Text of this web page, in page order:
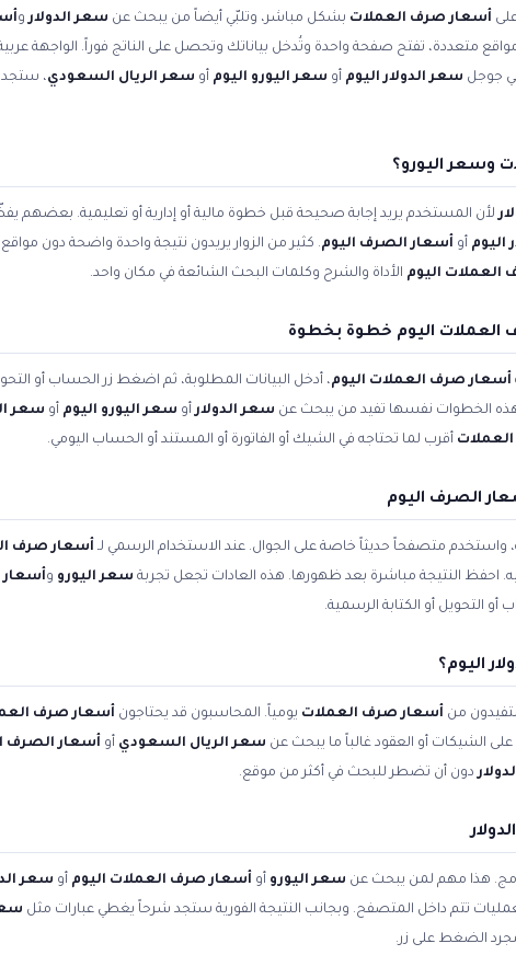
أسعار صرف العملات بشكل مباشر، وتلبّي أيضاً من يبحث عن سعر الدولارو
مواقع متعددة، تفتح صفحة واحدة وتُدخل بياناتك وتحصل على الناتج فوراً. الواجهة
جوجل سعر الدولار اليوم أو سعر اليورو اليوم أو سعر الريال السعودي، ستجد
وسعر اليورو؟
لأن المستخدم يريد إجابة صحيحة قبل خطوة مالية أو إدارية أو تعليمية. بعضهم
اليوم أو أسعار الصرف اليوم. كثير من الزوار يريدون نتيجة واحدة واضحة دون مواقع
العملات اليوم الأداة والشرح وكلمات البحث الشائعة في مكان واحد.
اليوم خطوة بخطوة
أسعار صرف العملات اليوم، أدخل البيانات المطلوبة، ثم اضغط زر الحساب أو
الخطوات نفسها تفيد من يبحث عن سعر الدولارأو سعر اليورو اليوم أو سعر
أقرب لما تحتاجه في الشيك أو الفاتورة أو المستند أو الحساب اليومي.
الصرف اليوم
متصفحاً حديثاً خاصة على الجوال. عند الاستخدام الرسمي لـ أسعار صرف
احفظ النتيجة مباشرة بعد ظهورها. هذه العادات تجعل تجربة سعر اليورو و
التحويل أو الكتابة الرسمية.
اليوم؟
من أسعار صرف العملات يومياً. المحاسبون قد يحتاجون أسعار صرف
الشيكات أو العقود غالباً ما يبحث عن سعر الريال السعودي أو أسعار الصرف
دون أن تضطر للبحث في أكثر من موقع.
هذا مهم لمن يبحث عن سعر اليورو أو أسعار صرف العملات اليوم أو سعر
تتم داخل المتصفح. وبجانب النتيجة الفورية ستجد شرحاً يغطي عبارات مثل
الضغط على زر.